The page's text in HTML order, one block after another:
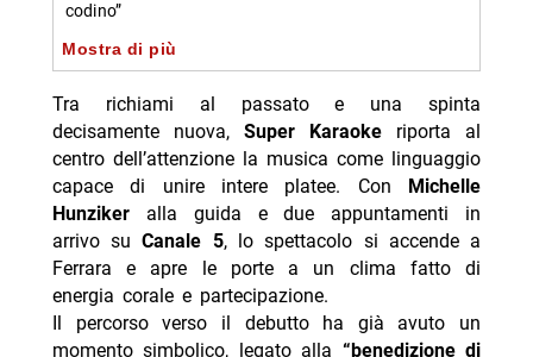
codino”
-- il momento simbolico durante la prima puntata
- michelle hunziker e l’idea di “musica terapeutica”
-- playlist del cuore ed evergreen al centro del
percorso
- ospiti e scelte artistiche: cantare con la gente
-- elenco ospiti delle due puntate
- michelle hunziker tra lavoro e vita privata
-- allenamento e filosofia “fuori dalla comfort zone”
Mostra di più
Tra richiami al passato e una spinta
decisamente nuova, Super Karaoke riporta al
centro dell’attenzione la musica come linguaggio
capace di unire intere platee. Con
Michelle
Hunzikeralla guida e due appuntamenti in
arrivo suCanale 5, lo spettacolo si accende a
Ferrara e apre le porte a un clima fatto di
energia corale e partecipazione.
Il percorso verso il debutto ha già avuto un
momento simbolico, legato alla “benedizione di